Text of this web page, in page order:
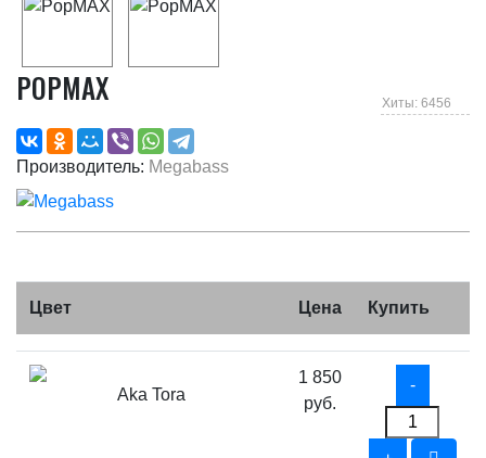
Хиты: 6456
POPMAX
Производитель: Megabass
Цвет Цена Купить
Aka Tora
1 850
руб.